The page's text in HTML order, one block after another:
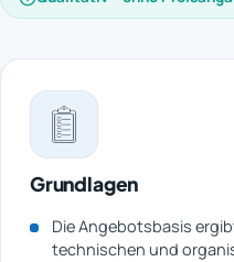
Grundlagen
Die Angebotsbasis
technischen und